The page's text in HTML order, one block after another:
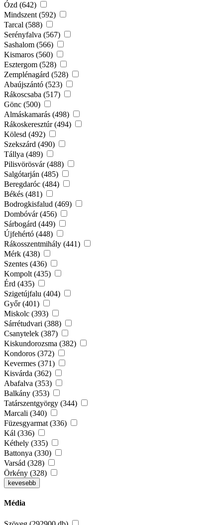
Ózd (642)
Mindszent (592)
Tarcal (588)
Serényfalva (567)
Sashalom (566)
Kismaros (560)
Esztergom (528)
Zemplénagárd (528)
Abaújszántó (523)
Rákoscsaba (517)
Gönc (500)
Almáskamarás (498)
Rákoskeresztúr (494)
Kölesd (492)
Szekszárd (490)
Tállya (489)
Pilisvörösvár (488)
Salgótarján (485)
Beregdaróc (484)
Békés (481)
Bodrogkisfalud (469)
Dombóvár (456)
Sárbogárd (449)
Újfehértó (448)
Rákosszentmihály (441)
Mérk (438)
Szentes (436)
Kompolt (435)
Érd (435)
Szigetújfalu (404)
Győr (401)
Miskolc (393)
Sárrétudvari (388)
Csanytelek (387)
Kiskundorozsma (382)
Kondoros (372)
Kevermes (371)
Kisvárda (362)
Abafalva (353)
Balkány (353)
Tatárszentgyörgy (344)
Marcali (340)
Füzesgyarmat (336)
Kál (336)
Kéthely (335)
Battonya (330)
Varsád (328)
Örkény (328)
kevesebb
Média